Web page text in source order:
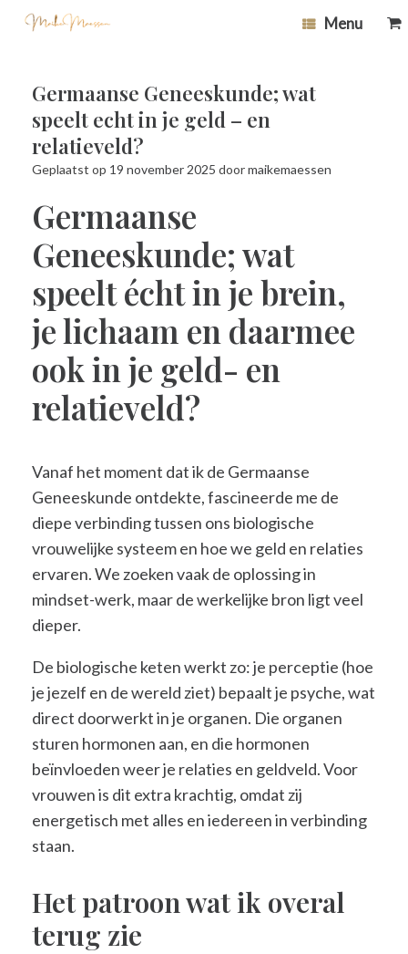
Menu
Germaanse Geneeskunde; wat
speelt echt in je geld – en
relatieveld?
Geplaatst op 19 november 2025 doormaikemaessen
Germaanse
Geneeskunde; wat
speelt écht in je brein,
je lichaam en daarmee
ook in je geld- en
relatieveld?
Vanaf het moment dat ik de Germaanse
Geneeskunde ontdekte, fascineerde me de
diepe verbinding tussen ons biologische
vrouwelijke systeem en hoe we geld en relaties
ervaren. We zoeken vaak de oplossing in
mindset-werk, maar de werkelijke bron ligt veel
dieper.
De biologische keten werkt zo: je perceptie (hoe
je jezelf en de wereld ziet) bepaalt je psyche, wat
direct doorwerkt in je organen. Die organen
sturen hormonen aan, en die hormonen
beïnvloeden weer je relaties en geldveld. Voor
vrouwen is dit extra krachtig, omdat zij
energetisch met alles en iedereen in verbinding
staan.
Het patroon wat ik overal
terug zie